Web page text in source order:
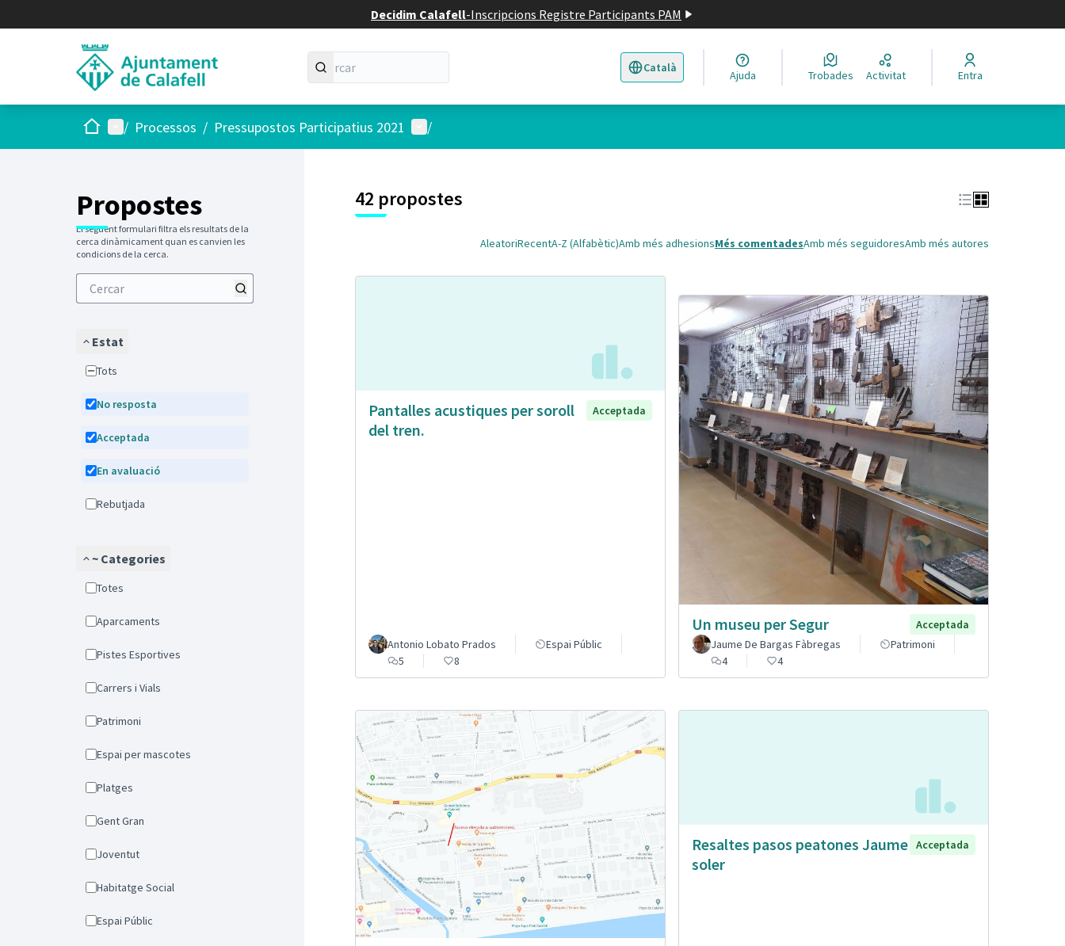
Decidim Calafell-Inscripcions Registre Participants PAM
Català
Triar la llengua Elegir el idioma
Ajuda Trobades Activitat Entra
Inici Menú principal
/ Processos / Pressupostos Participatius 2021 Menú d'usuari
/
Propostes
El següent formulari filtra els resultats de la
cerca dinàmicament quan es canvien les
condicions de la cerca.
Estat
Tots
No resposta
Acceptada
En avaluació
Rebutjada
~ Categories
Totes
Aparcaments
Pistes Esportives
Carrers i Vials
Patrimoni
Espai per mascotes
Platges
Gent Gran
Joventut
Habitatge Social
Espai Públic
42 propostes
AleatoriRecentA-Z (Alfabètic)Amb més adhesionsMés comentadesAmb més seguidoresAmb més autores
Pantalles acustiques per soroll
del tren.
Acceptada
Antonio Lobato Prados
Espai Públic
5
8
Un museu per Segur
Acceptada
Jaume De Bargas Fàbregas
Patrimoni
4
4
Resaltes pasos peatones Jaume
soler
Acceptada